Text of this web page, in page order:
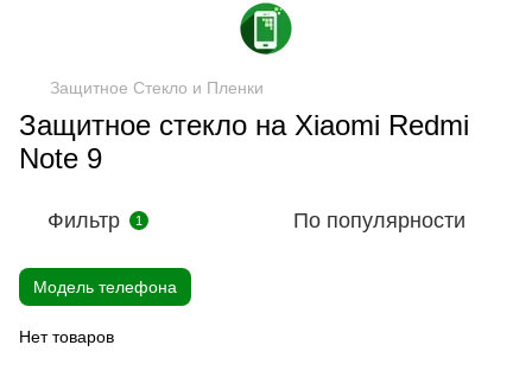
Защитное Стекло и Пленки
Защитное стекло на Xiaomi Redmi
Note 9
Фильтр 1 По популярности
Модель телефона
Нет товаров